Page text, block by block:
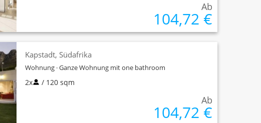
Ab
104,72 €
Kapstadt, Südafrika
Wohnung · Ganze Wohnung mit one bathroom
2x / 120 sqm
Ab
104,72 €